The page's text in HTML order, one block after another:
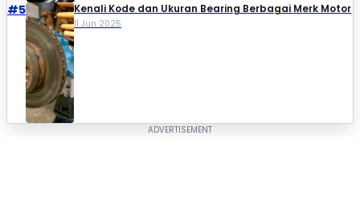
#5 Kenali Kode dan Ukuran Bearing Berbagai Merk Motor
11 Jun 2025